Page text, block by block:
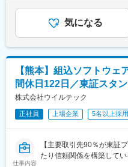
・ボトムアップで意見や
組織づくりで、個々によ
実。
■当社について：
・腰を据えて安心して働け
…安定した経営基盤をも
い環境づくりなどに積極
のためオンオフのメリハ
・充実した教育制度
…Eラーニング、グルー
格取得支援
・部門の運営、売上管理
・営業活動
・サービス提供管理・保守
・ご利用者様やご家族へ
・ケアマネージャーや医
・スタッフの採用・指導・
・各種プロジェクトへの
※担当エリアは選考時の希
【入社直後の流れ】
す。
■入社～1カ月目
有■賞与：年2回※前職給
ョンにおいて異なる※評価
域加算手当分が異なる※時
も目安の金額であり、選
月給(月額)は固定手当を含
気になる
【熊本】組込ソフトウェ
間休日122日／東証スタ
株式会社ウイルテック
正社員 上場企業 5名以上採用
仕事内容
【主要取引先90％が東証
たり信頼関係を構築して